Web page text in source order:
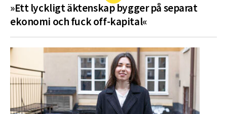
»Ett lyckligt äktenskap bygger på separat
ekonomi och fuck off-kapital«